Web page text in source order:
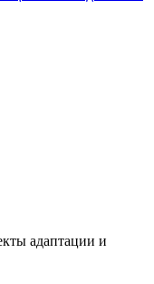
адаптации и